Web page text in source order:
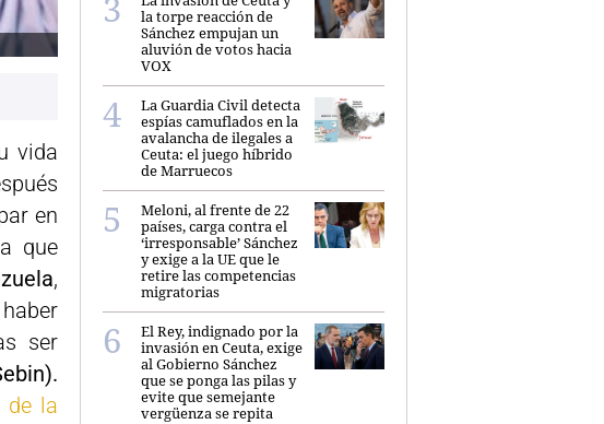
vida
en
que
,
ser
de la
la torpe reacción de
Sánchez empujan un
aluvión de votos hacia
VOX
La Guardia Civil detecta
espías camuflados en la
avalancha de ilegales a
Ceuta: el juego híbrido
de Marruecos
Meloni, al frente de 22
países, carga contra el
‘irresponsable’ Sánchez
y exige a la UE que le
retire las competencias
migratorias
El Rey, indignado por la
invasión en Ceuta, exige
al Gobierno Sánchez
que se ponga las pilas y
evite que semejante
vergüenza se repita